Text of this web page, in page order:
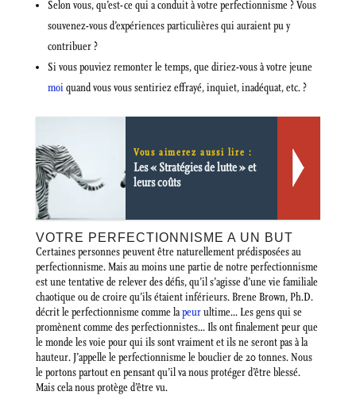
Selon vous, qu’est-ce qui a conduit à votre perfectionnisme ? Vous
souvenez-vous d’expériences particulières qui auraient pu y
contribuer ?
Si vous pouviez remonter le temps, que diriez-vous à votre jeune
moiquand vous vous sentiriez effrayé, inquiet, inadéquat, etc. ?
Vous aimerez aussi lire :
Les « Stratégies de lutte » et
leurs coûts
VOTRE PERFECTIONNISME A UN BUT
Certaines personnes peuvent être naturellement prédisposées au
perfectionnisme. Mais au moins une partie de notre perfectionnisme
est une tentative de relever des défis, qu’il s’agisse d’une vie familiale
chaotique ou de croire qu’ils étaient inférieurs. Brene Brown, Ph.D.
décrit le perfectionnisme comme lapeurultime… Les gens qui se
promènent comme des perfectionnistes… Ils ont finalement peur que
le monde les voie pour qui ils sont vraiment et ils ne seront pas à la
hauteur. J’appelle le perfectionnisme le bouclier de 20 tonnes. Nous
le portons partout en pensant qu’il va nous protéger d’être blessé.
Mais cela nous protège d’être vu.